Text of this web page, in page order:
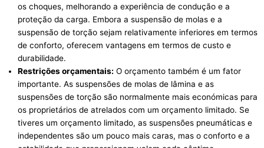
os choques, melhorando a experiência de condução e a
proteção da carga. Embora a suspensão de molas e a
suspensão de torção sejam relativamente inferiores em termos
de conforto, oferecem vantagens em termos de custo e
durabilidade.
Restrições orçamentais: O orçamento também é um fator
importante. As suspensões de molas de lâmina e as
suspensões de torção são normalmente mais económicas para
os proprietários de atrelados com um orçamento limitado. Se
tiveres um orçamento limitado, as suspensões pneumáticas e
independentes são um pouco mais caras, mas o conforto e a